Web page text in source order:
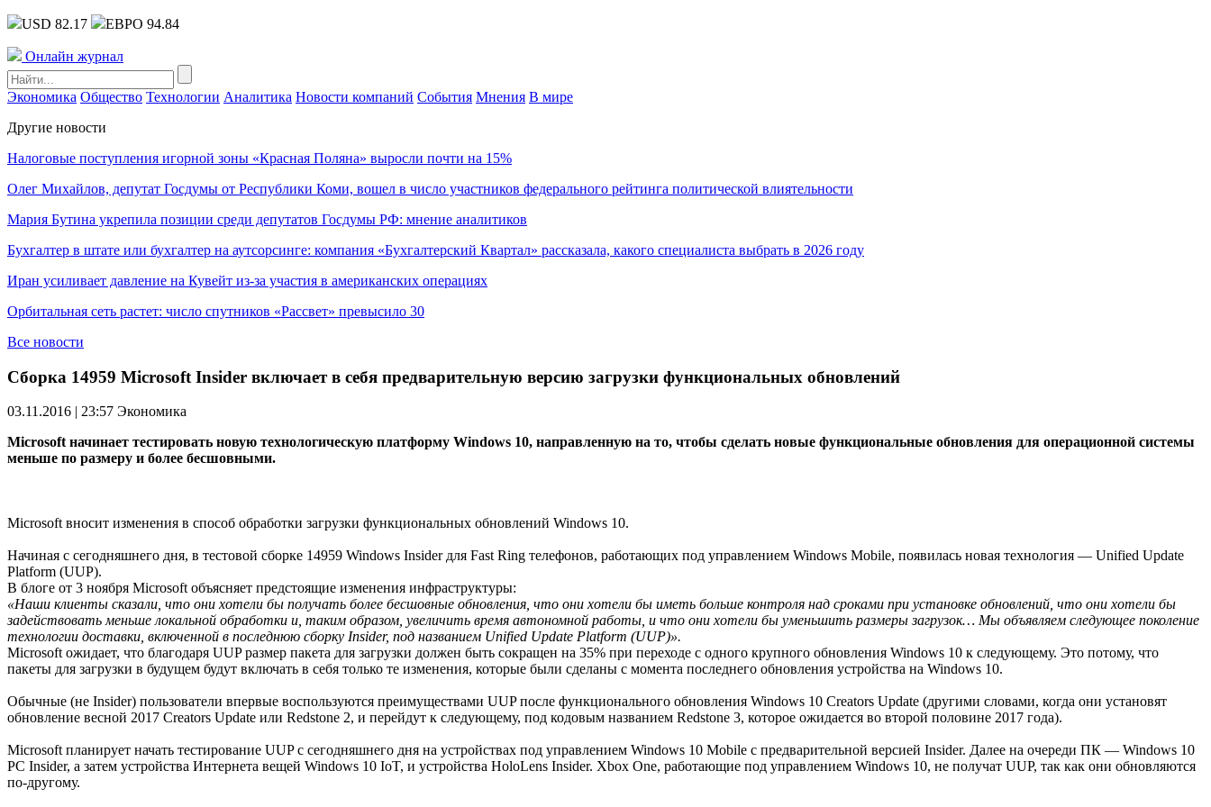
USD 82.17 ЕВРО 94.84
Онлайн журнал
Экономика Общество Технологии Аналитика Новости компаний События Мнения В мире
Другие новости
Налоговые поступления игорной зоны «Красная Поляна» выросли почти на 15%
Олег Михайлов, депутат Госдумы от Республики Коми, вошел в число участников федерального рейтинга политической влиятельности
Мария Бутина укрепила позиции среди депутатов Госдумы РФ: мнение аналитиков
Бухгалтер в штате или бухгалтер на аутсорсинге: компания «Бухгалтерский Квартал» рассказала, какого специалиста выбрать в 2026 году
Иран усиливает давление на Кувейт из-за участия в американских операциях
Орбитальная сеть растет: число спутников «Рассвет» превысило 30
Все новости
Сборка 14959 Microsoft Insider включает в себя предварительную версию загрузки функциональных обновлений
03.11.2016 | 23:57 Экономика
Microsoft начинает тестировать новую технологическую платформу Windows 10, направленную на то, чтобы сделать новые функциональные обновления для операционной системы
меньше по размеру и более бесшовными.
Microsoft вносит изменения в способ обработки загрузки функциональных обновлений Windows 10.
Начиная с сегодняшнего дня, в тестовой сборке 14959 Windows Insider для Fast Ring телефонов, работающих под управлением Windows Mobile, появилась новая технология — Unified Update
Platform (UUP).
В блоге от 3 ноября Microsoft объясняет предстоящие изменения инфраструктуры:
«Наши клиенты сказали, что они хотели бы получать более бесшовные обновления, что они хотели бы иметь больше контроля над сроками при установке обновлений, что они хотели бы
задействовать меньше локальной обработки и, таким образом, увеличить время автономной работы, и что они хотели бы уменьшить размеры загрузок… Мы объявляем следующее поколение
технологии доставки, включенной в последнюю сборку Insider, под названием Unified Update Platform (UUP)».
Microsoft ожидает, что благодаря UUP размер пакета для загрузки должен быть сокращен на 35% при переходе с одного крупного обновления Windows 10 к следующему. Это потому, что
пакеты для загрузки в будущем будут включать в себя только те изменения, которые были сделаны с момента последнего обновления устройства на Windows 10.
Обычные (не Insider) пользователи впервые воспользуются преимуществами UUP после функционального обновления Windows 10 Creators Update (другими словами, когда они установят
обновление весной 2017 Creators Update или Redstone 2, и перейдут к следующему, под кодовым названием Redstone 3, которое ожидается во второй половине 2017 года).
Microsoft планирует начать тестирование UUP с сегодняшнего дня на устройствах под управлением Windows 10 Mobile с предварительной версией Insider. Далее на очереди ПК — Windows 10
PC Insider, а затем устройства Интернета вещей Windows 10 IoT, и устройства HoloLens Insider. Xbox One, работающие под управлением Windows 10, не получат UUP, так как они обновляются
по-другому.